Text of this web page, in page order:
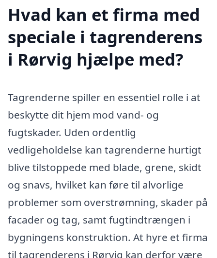
Hvad kan et firma med
speciale i tagrenderens
i Rørvig hjælpe med?
Tagrenderne spiller en essentiel rolle i at
beskytte dit hjem mod vand- og
fugtskader. Uden ordentlig
vedligeholdelse kan tagrenderne hurtigt
blive tilstoppede med blade, grene, skidt
og snavs, hvilket kan føre til alvorlige
problemer som overstrømning, skader på
facader og tag, samt fugtindtrængen i
bygningens konstruktion. At hyre et firma
til tagrenderens i Rørvig kan derfor være